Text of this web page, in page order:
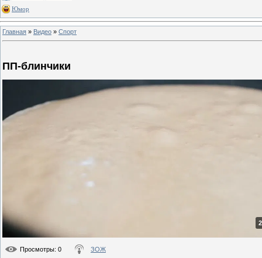
Юмор
Главная » Видео » Спорт
ПП-блинчики
Просмотры: 0 ЗОЖ